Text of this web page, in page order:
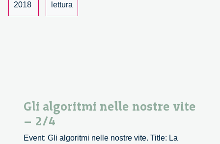
2018
lettura
Gli algoritmi nelle nostre vite
– 2/4
Event: Gli algoritmi nelle nostre vite. Title: La